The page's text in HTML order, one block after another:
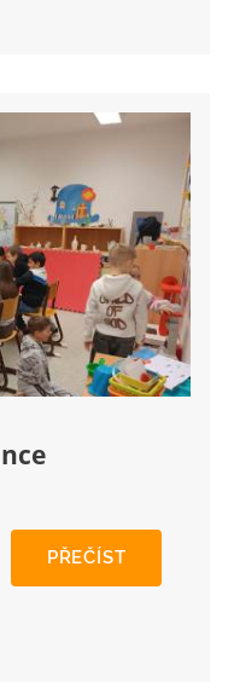
PŘEČÍST